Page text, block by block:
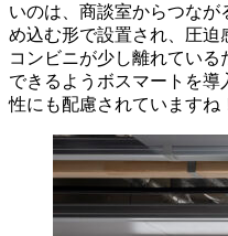
いのは、商談室からつな
め込む形で設置され、圧迫
コンビニが少し離れている
できるようボスマートを
性にも配慮されていますね